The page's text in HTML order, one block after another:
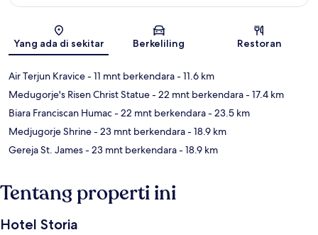
Peta
Yang ada di sekitar Berkeliling Restoran
Air Terjun Kravice- 11 mnt berkendara- 11.6 km
Medugorje's Risen Christ Statue- 22 mnt berkendara- 17.4 km
Biara Franciscan Humac- 22 mnt berkendara- 23.5 km
Medjugorje Shrine- 23 mnt berkendara- 18.9 km
Gereja St. James- 23 mnt berkendara- 18.9 km
Tentang properti ini
Hotel Storia